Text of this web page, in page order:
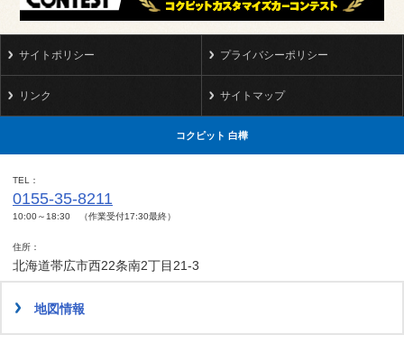
サイトポリシー プライバシーポリシー
リンク サイトマップ
コクピット 白樺
TEL
0155-35-8211
10:00～18:30 （作業受付17:30最終）
住所
北海道帯広市西22条南2丁目21-3
地図情報